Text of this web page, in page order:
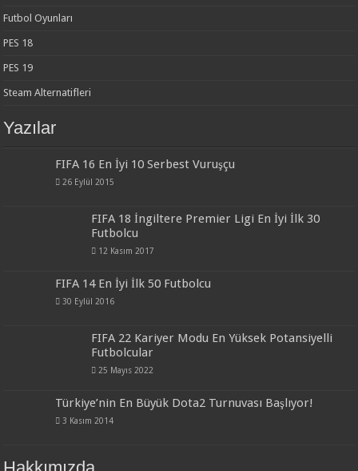
Futbol Oyunları
PES 18
PES 19
Steam Alternatifleri
Yazılar
FIFA 16 En İyi 10 Serbest Vuruşçu
26 Eylül 2015
FIFA 18 İngiltere Premier Ligi En İyi İlk 30
Futbolcu
12 Kasım 2017
FIFA 14 En İyi İlk 50 Futbolcu
30 Eylül 2016
FIFA 22 Kariyer Modu En Yüksek Potansiyelli
Futbolcular
25 Mayıs 2022
Türkiye’nin En Büyük Dota2 Turnuvası Başlıyor!
3 Kasım 2014